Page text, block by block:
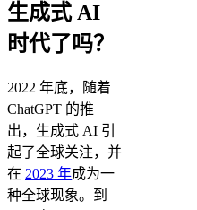
生成式 AI
时代了吗？
2022 年底，随着
ChatGPT 的推
出，生成式 AI 引
起了全球关注，并
在 2023 年成为一
种全球现象。到